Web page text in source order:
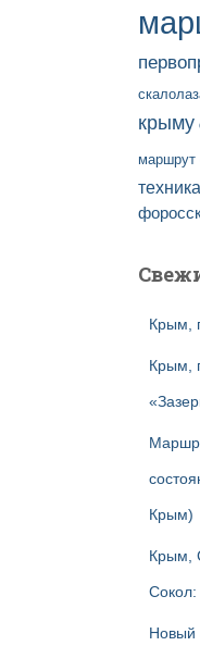
крыму
маршрут
Крым,
Крым,
Крым)
Крым,
Новый